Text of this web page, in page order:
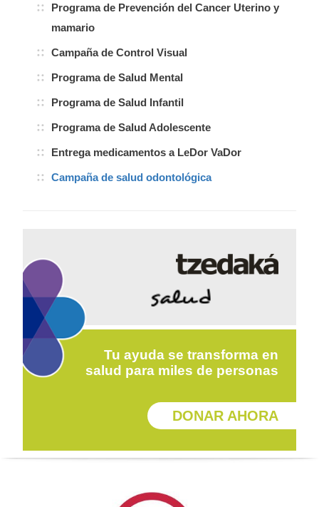
Programa de Prevención del Cancer Uterino y
mamario
Campaña de Control Visual
Programa de Salud Mental
Programa de Salud Infantil
Programa de Salud Adolescente
Entrega medicamentos a LeDor VaDor
Campaña de salud odontológica
Tu ayuda se transforma en
salud para miles de personas
DONAR AHORA